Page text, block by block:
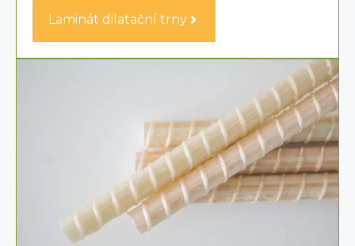
Laminát dilatační trny